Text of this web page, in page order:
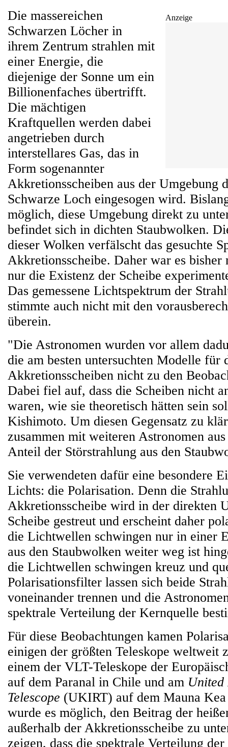
Anzeige
Die massereichen
Schwarzen Löcher in
ihrem Zentrum strahlen mit
einer Energie, die
diejenige der Sonne um ein
Billionenfaches übertrifft.
Die mächtigen
Kraftquellen werden dabei
angetrieben durch
interstellares Gas, das in
Form sogenannter
Akkretionsscheiben aus der Umgebung
Schwarze Loch eingesogen wird.
möglich, diese Umgebung direkt zu
befindet sich in dichten Staubwolken.
dieser Wolken verfälscht das gesuchte
Akkretionsscheibe. Daher war es
nur die Existenz der Scheibe
Das gemessene Lichtspektrum der
stimmte auch nicht mit den
überein.
"Die Astronomen wurden vor allem
die am besten untersuchten Modelle für
Akkretionsscheiben nicht zu den
Dabei fiel auf, dass die Scheiben nicht
waren, wie sie theoretisch hätten sein
Kishimoto. Um diesen Gegensatz zu
zusammen mit weiteren Astronomen
Anteil der Störstrahlung aus den
Sie verwendeten dafür eine besondere
Lichts: die Polarisation. Denn die
Akkretionsscheibe wird in der direkten
Scheibe gestreut und erscheint daher
die Lichtwellen schwingen nur in einer
aus den Staubwolken weiter weg ist
die Lichtwellen schwingen kreuz und
Polarisationsfilter lassen sich beide
voneinander trennen und die
spektrale Verteilung der Kernquelle
Für diese Beobachtungen kamen
einigen der größten Teleskope weltweit
einem der VLT-Teleskope der
auf dem Paranal in Chile und am United
Telescope (UKIRT) auf dem Mauna
wurde es möglich, den Beitrag der
außerhalb der Akkretionsscheibe zu
zeigen, dass die spektrale Verteilung